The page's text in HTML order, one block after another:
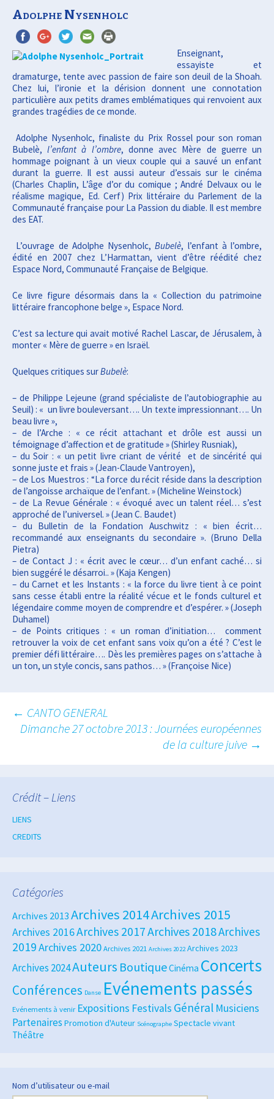
Anima et Cie
Création, organisation et production de
spectacles vivants
Adolphe Nysenholc
Enseignant,
essayiste et
dramaturge, tente avec passion de faire son deuil de la Shoah.
Chez lui, l’ironie et la dérision donnent une connotation
particulière aux petits drames emblématiques qui renvoient aux
grandes tragédies de ce monde.
Adolphe Nysenholc, finaliste du Prix Rossel pour son roman
Bubelè,l’enfant à l’ombre, donne avec Mère de guerre un
hommage poignant à un vieux couple qui a sauvé un enfant
durant la guerre. Il est aussi auteur d’essais sur le cinéma
(Charles Chaplin, L’âge d’or du comique ; André Delvaux ou le
réalisme magique, Ed. Cerf) Prix littéraire du Parlement de la
Communauté française pour La Passion du diable. Il est membre
des EAT.
L’ouvrage de Adolphe Nysenholc,Bubelè, l’enfant à l’ombre,
édité en 2007 chez L’Harmattan, vient d’être réédité chez
Espace Nord, Communauté Française de Belgique.
Ce livre figure désormais dans la « Collection du patrimoine
littéraire francophone belge », Espace Nord.
C’est sa lecture qui avait motivé Rachel Lascar, de Jérusalem, à
monter « Mère de guerre » en Israël.
Quelques critiques surBubelè:
– de Philippe Lejeune (grand spécialiste de l’autobiographie au
Seuil) : « un livre bouleversant…. Un texte impressionnant…. Un
beau livre »,
– de l’Arche : « ce récit attachant et drôle est aussi un
témoignage d’affection et de gratitude » (Shirley Rusniak),
– du Soir : « un petit livre criant de vérité et de sincérité qui
sonne juste et frais » (Jean-Claude Vantroyen),
– de Los Muestros : “La force du récit réside dans la description
de l’angoisse archaïque de l’enfant. » (Micheline Weinstock)
– de La Revue Générale : « évoqué avec un talent réel… s’est
approché de l’universel. » (Jean C. Baudet)
– du Bulletin de la Fondation Auschwitz : « bien écrit…
recommandé aux enseignants du secondaire ». (Bruno Della
Pietra)
– de Contact J : « écrit avec le cœur… d’un enfant caché… si
bien suggéré le désarroi.. » (Kaja Kengen)
– du Carnet et les Instants : « la force du livre tient à ce point
sans cesse établi entre la réalité vécue et le fonds culturel et
légendaire comme moyen de comprendre et d’espérer. » (Joseph
Duhamel)
– de Points critiques : « un roman d’initiation… comment
retrouver la voix de cet enfant sans voix qu’on a été ? C’est le
premier défi littéraire…. Dès les premières pages on s’attache à
un ton, un style concis, sans pathos… » (Françoise Nice)
Navigation
← CANTO GENERAL
Dimanche 27 octobre 2013 : Journées européennes
de la culture juive →
Crédit – Liens
LIENS
CREDITS
Catégories
Archives 2013 Archives 2014Archives 2015
Archives 2016Archives 2017Archives 2018Archives
2019Archives 2020Archives 2021 Archives 2022 Archives 2023
Archives 2024Auteurs BoutiqueCinéma Concerts
Conférences Danse Evénements passés
Evénements à venir Expositions Festivals Général Musiciens
Partenaires Promotion d'Auteur Scénographe Spectacle vivant
Théâtre
Nom d’utilisateur ou e-mail